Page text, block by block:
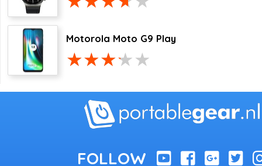
Motorola Moto G9 Play